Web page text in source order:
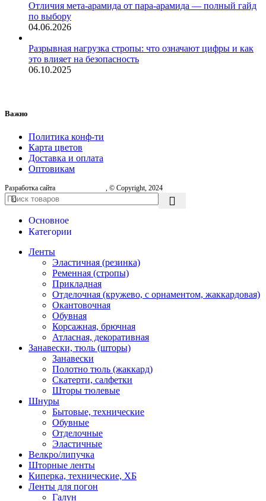
Отличия мета-арамида от пара-арамида — полный гайд
по выбору
04.06.2026
Разрывная нагрузка стропы: что означают цифры и как
это влияет на безопасность
06.10.2025
Важно
Политика конф-ти
Карта цветов
Доставка и оплата
Оптовикам
Разработка сайта , © Copyright, 2024
Основное
Категории
Ленты
Эластичная (резинка)
Ременная (стропы)
Прикладная
Отделочная (кружево, с орнаментом, жаккардовая)
Окантовочная
Обувная
Корсажная, брючная
Атласная, декоративная
Занавески, тюль (шторы)
Занавески
Полотно тюль (жаккард)
Скатерти, салфетки
Шторы тюлевые
Шнуры
Бытовые, технические
Обувные
Отделочные
Эластичные
Велкро/липучка
Шторные ленты
Киперка, технические, ХБ
Ленты для погон
Галун